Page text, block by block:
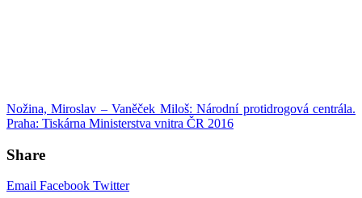
Nožina, Miroslav – Vaněček Miloš: Národní protidrogová centrála.
Praha: Tiskárna Ministerstva vnitra ČR 2016
Share
Email Facebook Twitter